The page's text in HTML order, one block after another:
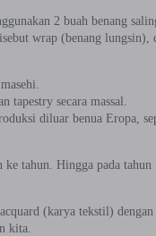
2 buah benang
wrap (benang lungsin),
tapestry secara massal.
diluar benua Eropa,
tahun. Hingga pada
(karya tekstil)
kita.